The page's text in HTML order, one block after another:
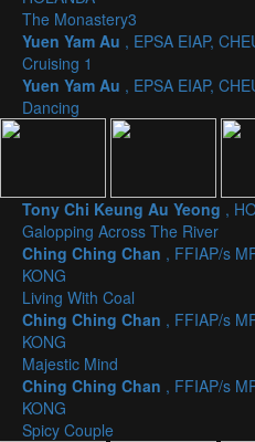
The Monastery3
Yuen Yam Au , EPSA EIAP,
Cruising 1
Yuen Yam Au , EPSA EIAP,
Dancing
Tony Chi Keung Au Yeong ,
Galopping Across The River
Ching Ching Chan , FFIAP/s
KONG
Living With Coal
Ching Ching Chan , FFIAP/s
KONG
Majestic Mind
Ching Ching Chan , FFIAP/s
KONG
Spicy Couple